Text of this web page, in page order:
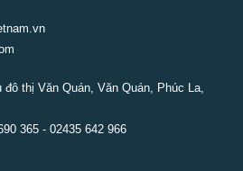
đô thị Văn Quán, Văn Quán, Phúc La,
365 - 02435 642 966